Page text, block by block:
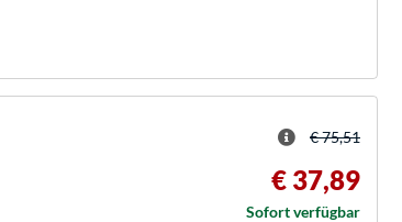
€ 75,51
€ 37,89
Sofort verfügbar